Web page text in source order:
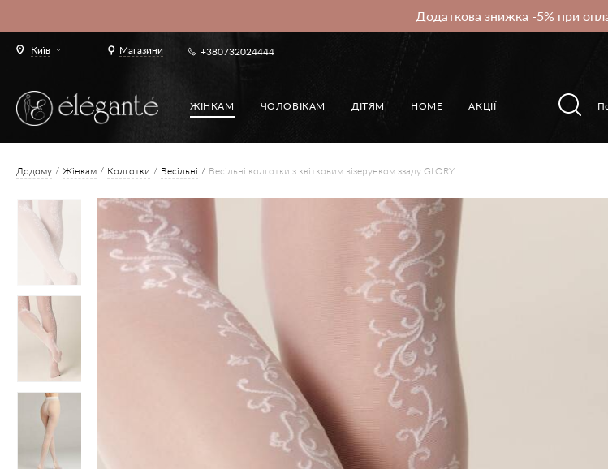
Додаткова знижка -5% при
Київ Магазини +380732024444
ЖІНКАМ ЧОЛОВІКАМ ДІТЯМ HOME АКЦІЇ
Додому Жінкам Колготки Весільні Весільні колготки з квітковим візерунком ззаду GLORY